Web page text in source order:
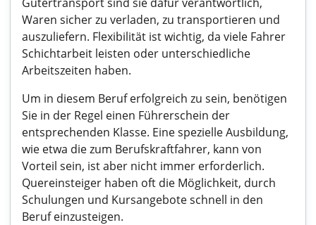
Waren sicher zu verladen, zu transportieren und
auszuliefern. Flexibilität ist wichtig, da viele Fahrer
Schichtarbeit leisten oder unterschiedliche
Arbeitszeiten haben.
Um in diesem Beruf erfolgreich zu sein, benötigen
Sie in der Regel einen Führerschein der
entsprechenden Klasse. Eine spezielle Ausbildung,
wie etwa die zum Berufskraftfahrer, kann von
Vorteil sein, ist aber nicht immer erforderlich.
Quereinsteiger haben oft die Möglichkeit, durch
Schulungen und Kursangebote schnell in den
Beruf einzusteigen.